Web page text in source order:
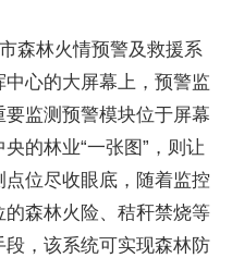
森林火情预警及救援系
心的大屏幕上，预警监
监测预警模块位于屏幕
的林业“一张图”，则让
位尽收眼底，随着监控
森林火险、秸秆禁烧等
，该系统可实现森林防